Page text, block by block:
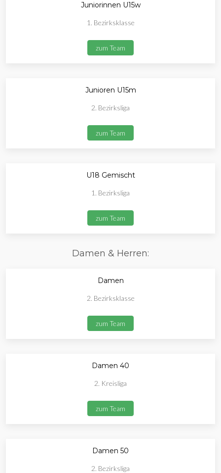
Juniorinnen U15w
1. Bezirksklasse
zum Team
Junioren U15m
2. Bezirksliga
zum Team
U18 Gemischt
1. Bezirksliga
zum Team
Damen & Herren:
Damen
2. Bezirksklasse
zum Team
Damen 40
2. Kreisliga
zum Team
Damen 50
2. Bezirksliga